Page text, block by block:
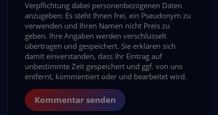
Verpflichtung dabei personenbezogenen Daten
anzugeben: Es steht Ihnen frei, ein Pseudonym zu
verwenden und Ihren Namen nicht Preis zu
geben. Ihre Angaben werden verschlüsselt
übertragen und gespeichert. Sie erklären sich
damit einverstanden, dass Ihr Eintrag auf
unbestimmte Zeit gespeichert und ggf. von uns
entfernt, kommentiert oder und bearbeitet wird.
Kommentar senden